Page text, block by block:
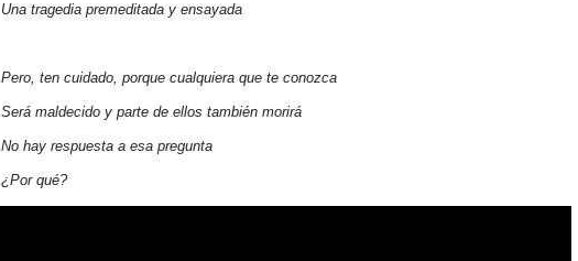
Una tragedia premeditada y ensayada
Pero, ten cuidado, porque cualquiera que te conozca
Será maldecido y parte de ellos también morirá
No hay respuesta a esa pregunta
¿Por qué?